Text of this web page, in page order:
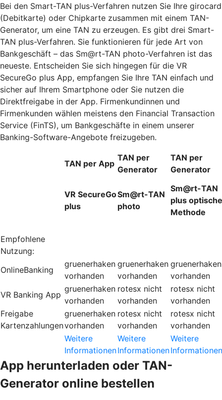
Bei den Smart-TAN plus-Verfahren nutzen Sie Ihre girocard
(Debitkarte) oder Chipkarte zusammen mit einem TAN-
Generator, um eine TAN zu erzeugen. Es gibt drei Smart-
TAN plus-Verfahren. Sie funktionieren für jede Art von
Bankgeschäft – das Sm@rt-TAN photo-Verfahren ist das
neueste. Entscheiden Sie sich hingegen für die VR
SecureGo plus App, empfangen Sie Ihre TAN einfach und
sicher auf Ihrem Smartphone oder Sie nutzen die
Direktfreigabe in der App. Firmenkundinnen und
Firmenkunden wählen meistens den Financial Transaction
Service (FinTS), um Bankgeschäfte in einem unserer
Banking-Software-Angebote freizugeben.
TAN per App
TAN per
Generator
TAN per
Generator
VR SecureGo
plus
Sm@rt-TAN
photo
Sm@rt-TAN
plus optische
Methode
Empfohlene
Nutzung:
OnlineBanking
gruenerhaken
vorhanden
gruenerhaken
vorhanden
gruenerhaken
vorhanden
VR Banking App
gruenerhaken
vorhanden
rotesx nicht
vorhanden
rotesx nicht
vorhanden
Freigabe
Kartenzahlungen
gruenerhaken
vorhanden
rotesx nicht
vorhanden
rotesx nicht
vorhanden
Weitere
Informationen
Weitere
Informationen
Weitere
Informationen
App herunterladen oder TAN-
Generator online bestellen